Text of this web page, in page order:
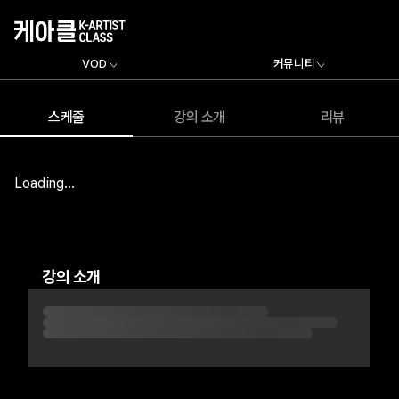
VOD 커뮤니티
스케줄 강의 소개 리뷰
Loading...
강의 소개